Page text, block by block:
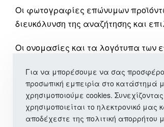
Οι φωτογραφίες επώνυμων
διευκόλυνση της αναζήτησης και
Οι ονομασίες και τα λογότυπα
δεν έχει καμία
*** Όλα τα προϊόντα μας
Για να μπορέσουμε να σας
προσωπική εμπειρία στο κατάστημά
χρησιμοποιούμε cookies.
χρησιμοποιείται το ηλεκτρονικό μας
αποδέχεστε της πολιτική απορρήτου